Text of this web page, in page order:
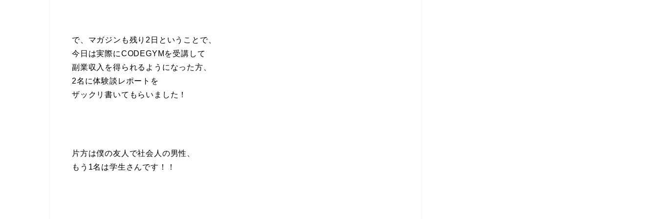
で、マガジンも残り2日ということで、
今日は実際にCODEGYMを受講して
副業収入を得られるようになった方、
2名に体験談レポートを
ザックリ書いてもらいました！
片方は僕の友人で社会人の男性、
もう1名は学生さんです！！